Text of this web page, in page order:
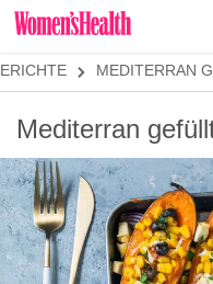
REZEPTE
ERNÄHRUNGSFORMEN
MEDITERRAN
SNACKS
VORSPEISEN
HAUPTGERICHTE
Mediterran